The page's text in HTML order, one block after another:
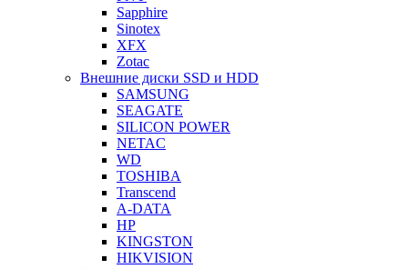
Sapphire
Sinotex
XFX
Zotac
Внешние диски SSD и HDD
SAMSUNG
SEAGATE
SILICON POWER
NETAC
WD
TOSHIBA
Transcend
A-DATA
HP
KINGSTON
HIKVISION